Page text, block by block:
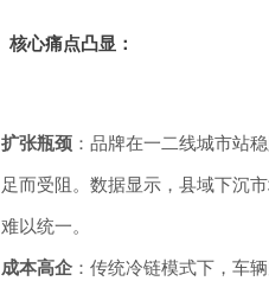
核心痛点凸显：
扩张瓶颈：品牌在一二线城市站
足而受阻。数据显示，县域下沉
难以统一。
成本高企：传统冷链模式下，车